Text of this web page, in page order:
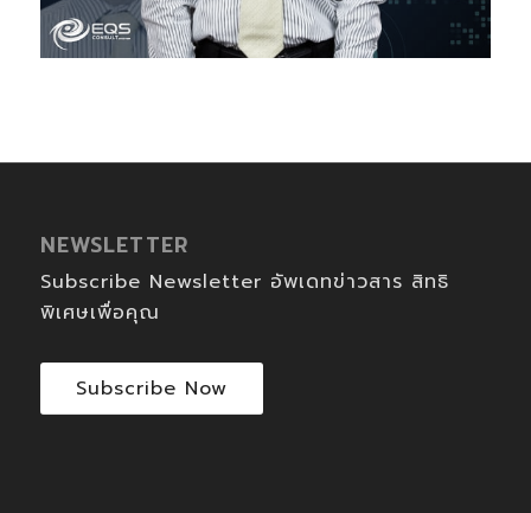
NEWSLETTER
Subscribe Newsletter อัพเดทข่าวสาร สิทธิ
พิเศษเพื่อคุณ
Subscribe Now